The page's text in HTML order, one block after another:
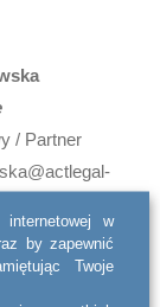
/ Partner
w
by zapewnić
Twoje